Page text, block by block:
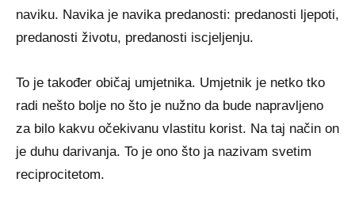
naviku. Navika je navika predanosti: predanosti ljepoti,
predanosti životu, predanosti iscjeljenju.
To je također običaj umjetnika. Umjetnik je netko tko
radi nešto bolje no što je nužno da bude napravljeno
za bilo kakvu očekivanu vlastitu korist. Na taj način on
je duhu darivanja. To je ono što ja nazivam svetim
reciprocitetom.